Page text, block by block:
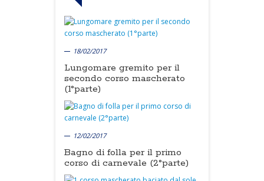
18/02/2017
Lungomare gremito per il
secondo corso mascherato
(1°parte)
12/02/2017
Bagno di folla per il primo
corso di carnevale (2°parte)